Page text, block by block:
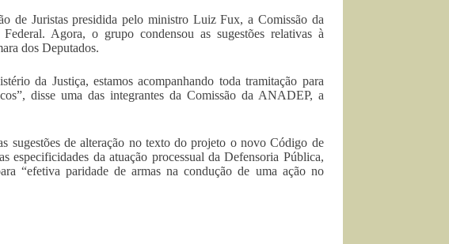
de Juristas presidida pelo ministro Luiz Fux, a Comissão da
Agora, o grupo condensou as sugestões relativas à
dos Deputados.
da Justiça, estamos acompanhando toda tramitação para
disse uma das integrantes da Comissão da ANADEP, a
sugestões de alteração no texto do projeto o novo Código de
especificidades da atuação processual da Defensoria Pública,
“efetiva paridade de armas na condução de uma ação no